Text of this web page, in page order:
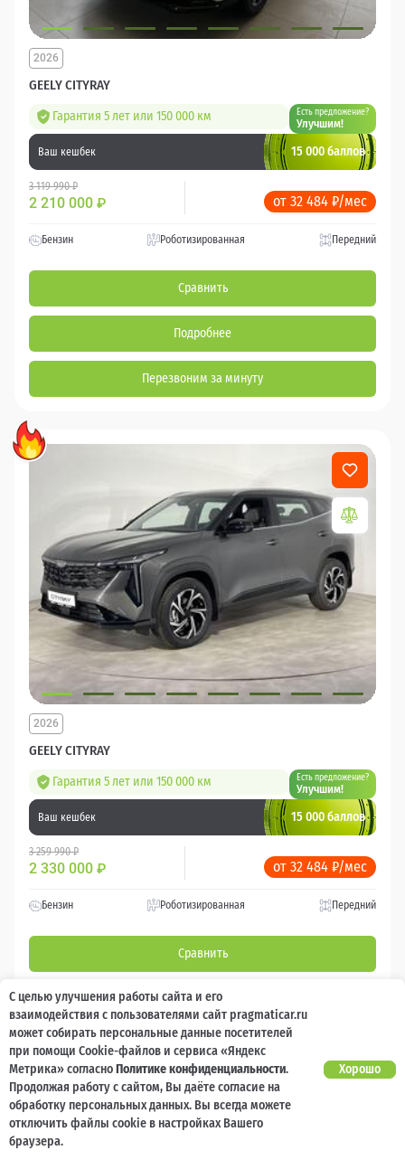
GEELY CITYRAY
2026
Гарантия 5 лет или 150 000 км Есть предложение?
Улучшим!
Ваш кешбек 15 000 баллов
3 119 990 ₽
2 210 000 ₽ от 32 484 ₽/мес
Бензин Роботизированная Передний
Сравнить
Подробнее
Перезвоним за минуту
GEELY CITYRAY
2026
Гарантия 5 лет или 150 000 км Есть предложение?
Улучшим!
Ваш кешбек 15 000 баллов
3 259 990 ₽
2 330 000 ₽ от 32 484 ₽/мес
Бензин Роботизированная Передний
Сравнить
Подробнее
Перезвоним за минуту
С целью улучшения работы сайта и его
взаимодействия с пользователями сайт pragmaticar.ru
может собирать персональные данные посетителей
при помощи Cookie-файлов и сервиса «Яндекс
Метрика» согласноПолитике конфиденциальности.
Продолжая работу с сайтом, Вы даёте согласие на
обработку персональных данных. Вы всегда можете
отключить файлы cookie в настройках Вашего
браузера.
Хорошо